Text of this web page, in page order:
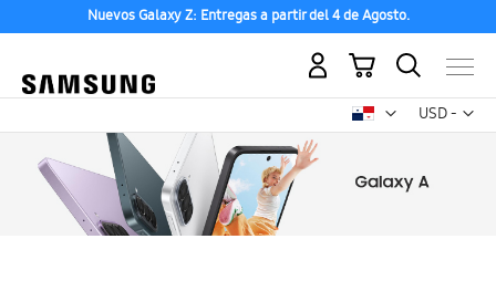
Nuevos Galaxy Z: Entregas a partir del 4 de Agosto.
USD -
dólar
Mi carrito